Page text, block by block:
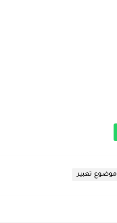
موضوع تعبير